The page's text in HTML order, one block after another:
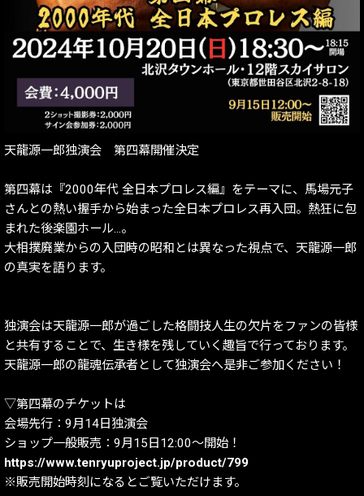
天龍源一郎独演会 第四幕開催決定
第四幕は『2000年代 全日本プロレス編』をテーマに、馬場元子
さんとの熱い握手から始まった全日本プロレス再入団。熱狂に包
まれた後楽園ホール…。
大相撲廃業からの入団時の昭和とは異なった視点で、天龍源一郎
の真実を語ります。
独演会は天龍源一郎が過ごした格闘技人生の欠片をファンの皆様
と共有することで、生き様を残していく趣旨で行っております。
天龍源一郎の龍魂伝承者として独演会へ是非ご参加ください！
▽第四幕のチケットは
会場先行：9月14日独演会
ショップ一般販売：9月15日12:00～開始！
https://www.tenryuproject.jp/product/799
※販売開始時刻になるとご覧いただけます。